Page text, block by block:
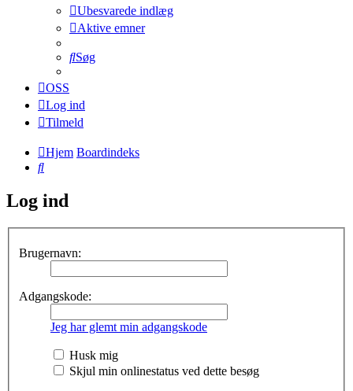
Ubesvarede indlæg
Aktive emner
Søg
OSS
Log ind
Tilmeld
Hjem Boardindeks
Søg
Log ind
Brugernavn:
Adgangskode:
Jeg har glemt min adgangskode
Husk mig
Skjul min onlinestatus ved dette besøg